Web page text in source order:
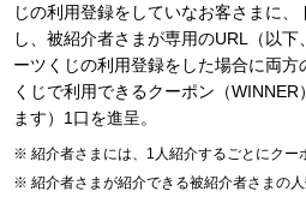
じの利用登録をしていなお客さまに
し、被紹介者さまが専用のURL（以
ーツくじの利用登録をした場合に両
くじで利用できるクーポン（
ます）1口を進呈。
紹介者さまには、1人紹介するごとにクー
紹介者さまが紹介できる被紹介者さまの